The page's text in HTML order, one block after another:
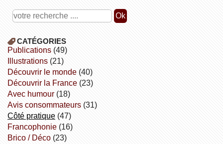
CATÉGORIES
publications(49)
illustrations(21)
découvrir le monde(40)
découvrir la France(23)
avec humour(18)
avis consommateurs(31)
côté pratique(47)
Francophonie(16)
Brico / Déco(23)